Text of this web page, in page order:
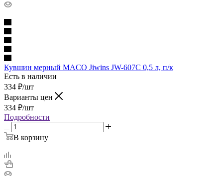
Кувшин мерный MACO Jiwins JW-607C 0,5 л, п/к
Есть в наличии
334 ₽/шт
Варианты цен
334 ₽/шт
Подробности
В корзину